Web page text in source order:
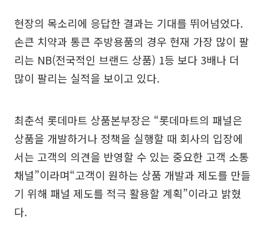
현장의 목소리에 응답한 결과는 기대를 뛰어넘었다.
손큰 치약과 통큰 주방용품의 경우 현재 가장 많이 팔
리는 NB(전국적인 브랜드 상품) 1등 보다 3배나 더
많이 팔리는 실적을 보이고 있다.
최춘석 롯데마트 상품본부장은 “롯데마트의 패널은
상품을 개발하거나 정책을 실행할 때 회사의 입장에
서는 고객의 의견을 반영할 수 있는 중요한 고객 소통
채널”이라며“고객이 원하는 상품 개발과 제도를 만들
기 위해 패널 제도를 적극 활용할 계획”이라고 밝혔
다.